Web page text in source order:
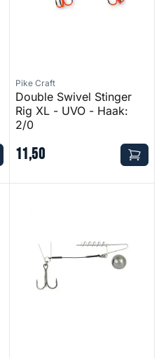
Pike Craft
Double Swivel Stinger
Rig XL - UVO - Haak:
2/0
11,50